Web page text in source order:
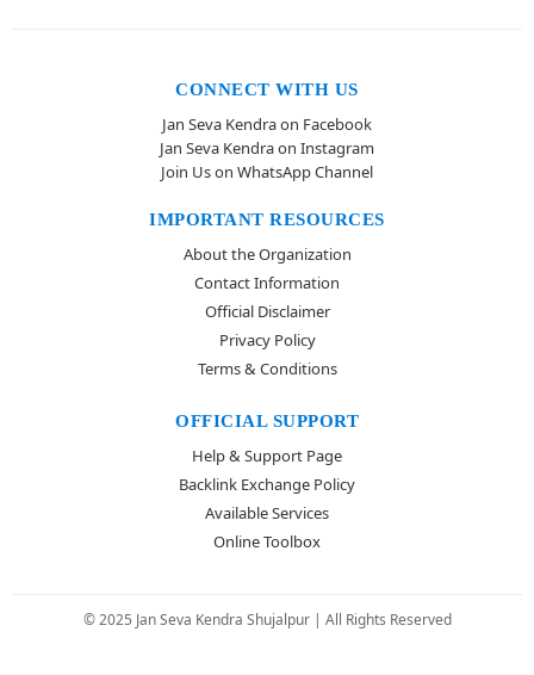
CONNECT WITH US
Jan Seva Kendra on Facebook
Jan Seva Kendra on Instagram
Join Us on WhatsApp Channel
IMPORTANT RESOURCES
About the Organization
Contact Information
Official Disclaimer
Privacy Policy
Terms & Conditions
OFFICIAL SUPPORT
Help & Support Page
Backlink Exchange Policy
Available Services
Online Toolbox
© 2025 Jan Seva Kendra Shujalpur | All Rights Reserved